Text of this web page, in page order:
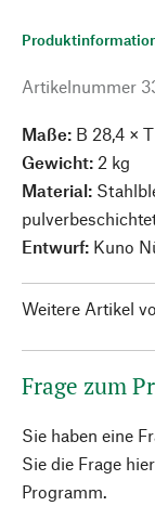
Artikelnummer
Maße: B 28,4 ×
Gewicht: 2 kg
Material:
Entwurf: Kuno
Weitere Artikel
Frage zum
Sie haben eine
Sie die Frage
Programm.